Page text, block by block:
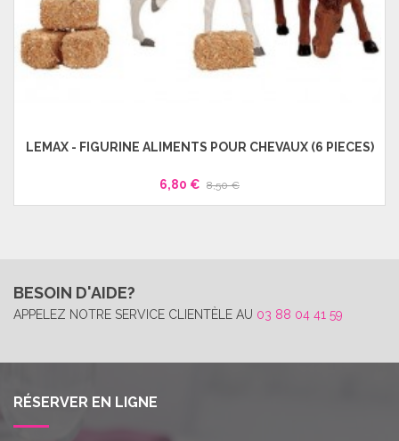
LEMAX - FIGURINE ALIMENTS POUR CHEVAUX (6 PIECES)
6,80 € 8,50 €
BESOIN D'AIDE?
APPELEZ NOTRE SERVICE CLIENTÈLE AU 03 88 04 41 59
RÉSERVER EN LIGNE